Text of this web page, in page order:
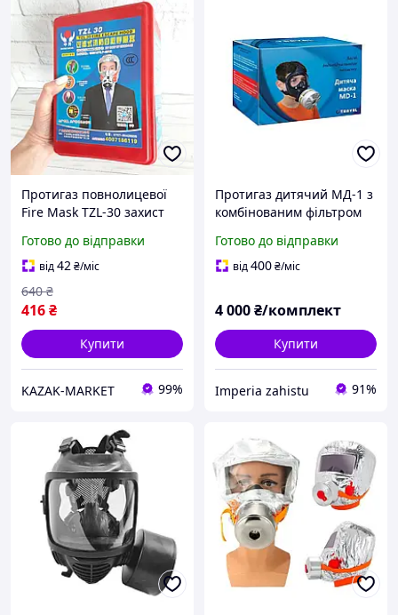
Протигаз повнолицевої
Fire Mask TZL-30 захист
протипожежна маска
Готово до відправки
від42₴/міс
416₴
640 ₴
Купити
KAZAK-MARKET 99%
Протигаз дитячий МД-1 з
комбінованим фільтром
Готово до відправки
від400₴/міс
4 000₴/комплект
Купити
Imperia zahistu 91%